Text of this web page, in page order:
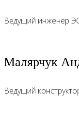
Ведущий инженер
Малярчук
Ведущий